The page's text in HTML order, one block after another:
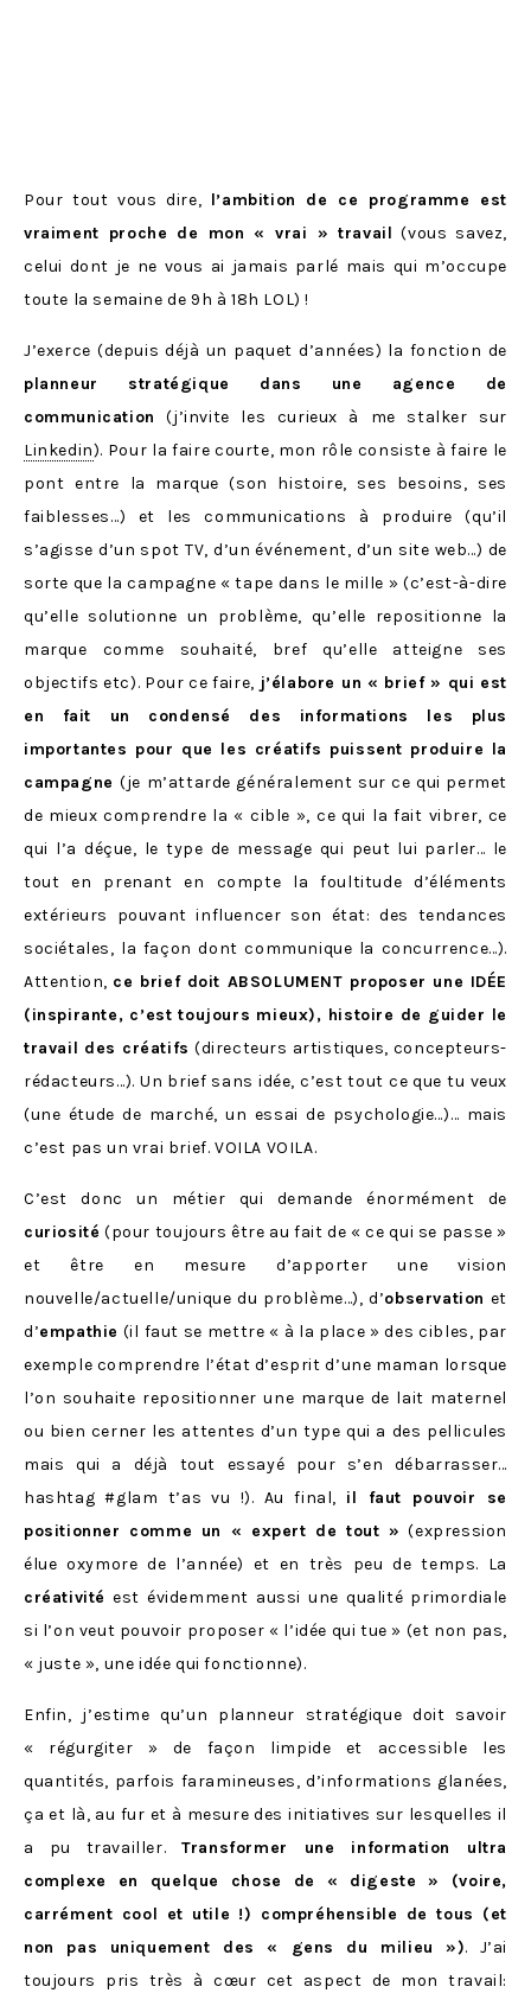
Pour tout vous dire, l’ambition de ce programme est
vraiment proche de mon « vrai » travail (vous savez,
celui dont je ne vous ai jamais parlé mais qui m’occupe
toute la semaine de 9h à 18h LOL) !
J’exerce (depuis déjà un paquet d’années) la fonction de
planneur stratégique dans une agence de
communication
(j’invite les curieux à me stalker sur
Linkedin). Pour la faire courte, mon rôle consiste à faire le
pont entre la marque (son histoire, ses besoins, ses
faiblesses…) et les communications à produire (qu’il
s’agisse d’un spot TV, d’un événement, d’un site web…) de
sorte que la campagne « tape dans le mille » (c’est-à-dire
qu’elle solutionne un problème, qu’elle repositionne la
marque comme souhaité, bref qu’elle atteigne ses
objectifs etc). Pour ce faire, j’élabore un « brief » qui est
en fait un condensé des informations les plus
importantes pour que les créatifs puissent produire la
campagne(je m’attarde généralement sur ce qui permet
de mieux comprendre la « cible », ce qui la fait vibrer, ce
qui l’a déçue, le type de message qui peut lui parler… le
tout en prenant en compte la foultitude d’éléments
extérieurs pouvant influencer son état: des tendances
sociétales, la façon dont communique la concurrence…).
Attention, ce brief doit ABSOLUMENT proposer une IDÉE
(inspirante, c’est toujours mieux), histoire de guider le
travail des créatifs (directeurs artistiques, concepteurs-
rédacteurs…). Un brief sans idée, c’est tout ce que tu veux
(une étude de marché, un essai de psychologie…)… mais
c’est pas un vrai brief. VOILA VOILA.
C’est donc un métier qui demande énormément de
curiosité (pour toujours être au fait de « ce qui se passe »
et être en mesure d’apporter une vision
nouvelle/actuelle/unique du problème…), d’observation et
d’empathie (il faut se mettre « à la place » des cibles, par
exemple comprendre l’état d’esprit d’une maman lorsque
l’on souhaite repositionner une marque de lait maternel
ou bien cerner les attentes d’un type qui a des pellicules
mais qui a déjà tout essayé pour s’en débarrasser…
hashtag #glam t’as vu !). Au final, il faut pouvoir se
positionner comme un « expert de tout » (expression
élue oxymore de l’année) et en très peu de temps. La
créativité est évidemment aussi une qualité primordiale
si l’on veut pouvoir proposer « l’idée qui tue » (et non pas,
« juste », une idée qui fonctionne).
Enfin, j’estime qu’un planneur stratégique doit savoir
« régurgiter » de façon limpide et accessible les
quantités, parfois faramineuses, d’informations glanées,
ça et là, au fur et à mesure des initiatives sur lesquelles il
a pu travailler.Transformer une information ultra
complexe en quelque chose de « digeste » (voire,
carrément cool et utile !) compréhensible de tous (et
non pas uniquement des « gens du milieu »). J’ai
toujours pris très à cœur cet aspect de mon travail: